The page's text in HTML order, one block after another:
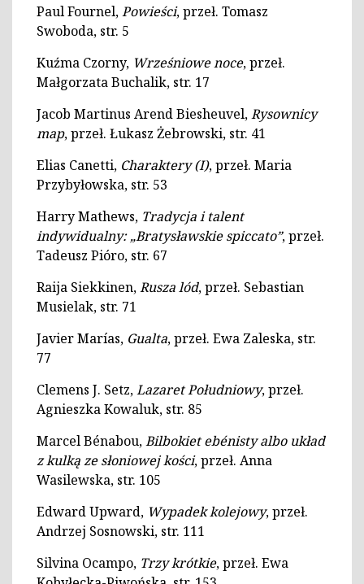
Paul Fournel,Powieści, przeł. Tomasz
Swoboda, str. 5
Kuźma Czorny, Wrześniowe noce, przeł.
Małgorzata Buchalik, str. 17
Jacob Martinus Arend Biesheuvel,Rysownicy
map, przeł. Łukasz Żebrowski, str. 41
Elias Canetti, Charaktery (I), przeł. Maria
Przybyłowska, str. 53
Harry Mathews, Tradycja i talent
indywidualny: „Bratysławskie spiccato”, przeł.
Tadeusz Pióro, str. 67
Raija Siekkinen,Rusza lód, przeł. Sebastian
Musielak, str. 71
Javier Marías, Gualta, przeł. Ewa Zaleska, str.
77
Clemens J. Setz,Lazaret Południowy, przeł.
Agnieszka Kowaluk, str. 85
Marcel Bénabou,Bilbokiet ebénisty albo układ
z kulką ze słoniowej kości, przeł. Anna
Wasilewska, str. 105
Edward Upward, Wypadek kolejowy, przeł.
Andrzej Sosnowski, str. 111
Silvina Ocampo, Trzy krótkie, przeł. Ewa